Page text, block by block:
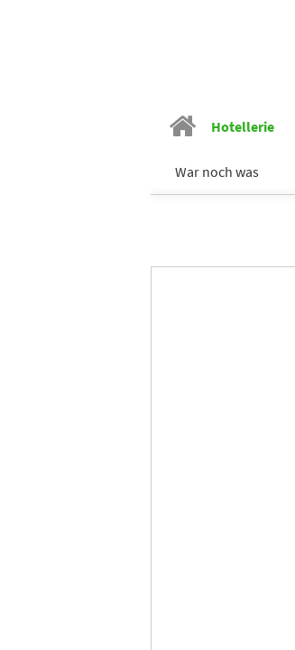
Hotellerie
War noch was